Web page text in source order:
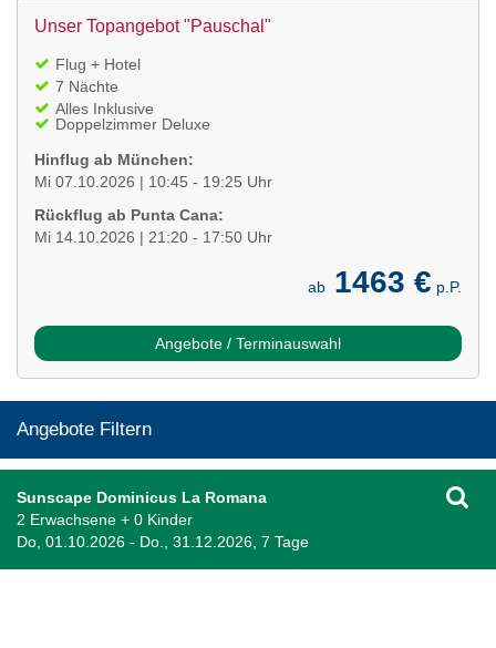
Unser Topangebot "Pauschal"
Flug + Hotel
7 Nächte
Alles Inklusive
Doppelzimmer Deluxe
Hinflug ab München:
Mi 07.10.2026 | 10:45 - 19:25 Uhr
Rückflug ab Punta Cana:
Mi 14.10.2026 | 21:20 - 17:50 Uhr
ab 1463 € p.P.
Angebote / Terminauswahl
Angebote Filtern
Sunscape Dominicus La Romana
2 Erwachsene + 0 Kinder
Do, 01.10.2026 - Do., 31.12.2026, 7 Tage